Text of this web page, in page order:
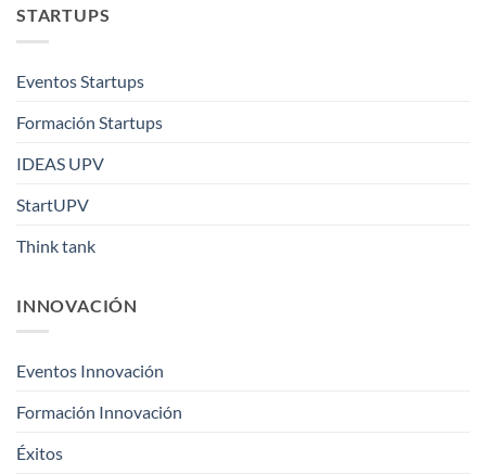
STARTUPS
Eventos Startups
Formación Startups
IDEAS UPV
StartUPV
Think tank
INNOVACIÓN
Eventos Innovación
Formación Innovación
Éxitos